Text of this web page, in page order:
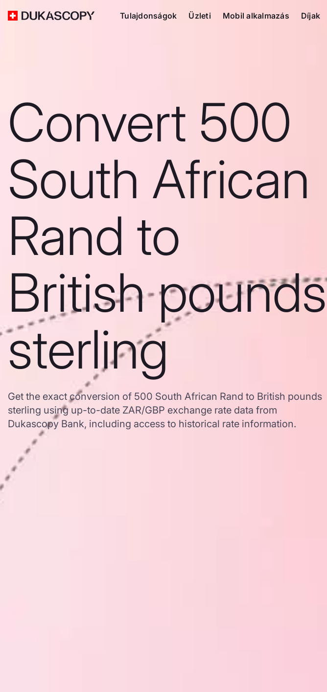
Tulajdonságok Üzleti Mobil alkalmazás Díjak
Convert 500
South African
Rand to
British pounds
sterling
Get the exact conversion of 500 South African Rand to British pounds
sterling using up-to-date ZAR/GBP exchange rate data from
Dukascopy Bank, including access to historical rate information.